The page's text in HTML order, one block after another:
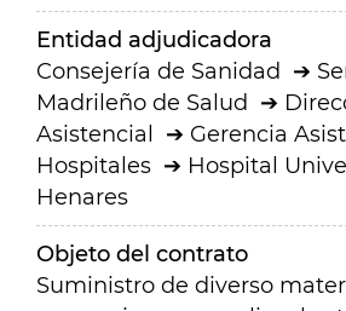
Entidad adjudicadora
Consejería de Sanidad
Madrileño de Salud
Asistencial
Gerencia
Hospitales
Hospital
Henares
Objeto del contrato
Suministro de diverso